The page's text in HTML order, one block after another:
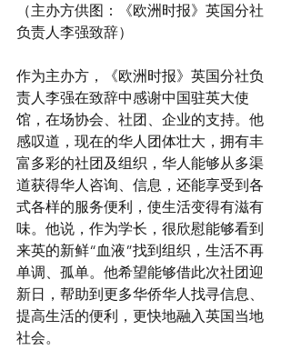
（主办方供图：《欧洲时报》英国分社
负责人李强致辞）
作为主办方，《欧洲时报》英国分社负
责人李强在致辞中感谢中国驻英大使
馆，在场协会、社团、企业的支持。他
感叹道，现在的华人团体壮大，拥有丰
富多彩的社团及组织，华人能够从多渠
道获得华人咨询、信息，还能享受到各
式各样的服务便利，使生活变得有滋有
味。他说，作为学长，很欣慰能够看到
来英的新鲜“血液”找到组织，生活不再
单调、孤单。他希望能够借此次社团迎
新日，帮助到更多华侨华人找寻信息、
提高生活的便利，更快地融入英国当地
社会。